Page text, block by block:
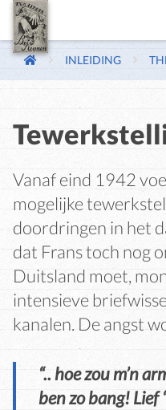
INLEIDING
Vanaf eind 1942
mogelijke
doordringen in het
dat Frans toch nog
Duitsland moet,
intensieve
kanalen. De angst
“.. hoe zou m’n
ben zo bang! Lief